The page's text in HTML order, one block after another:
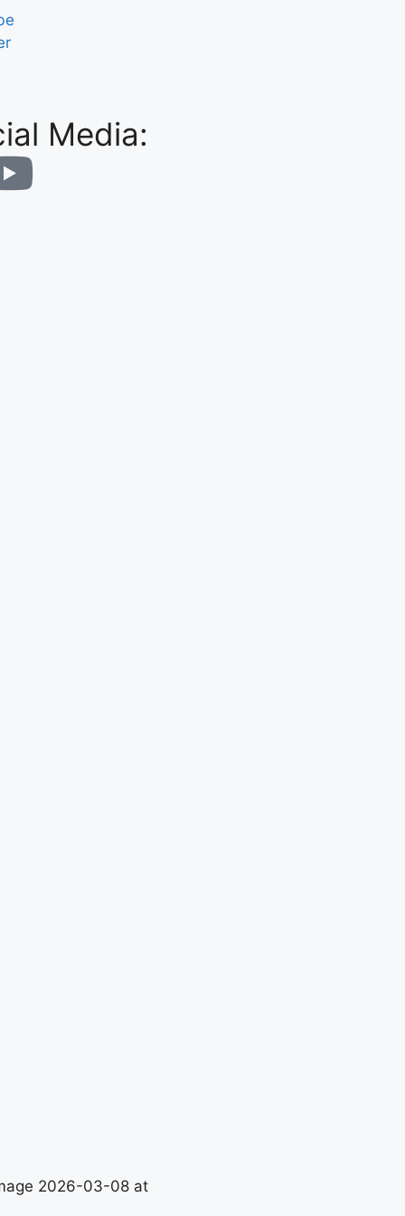
Media: